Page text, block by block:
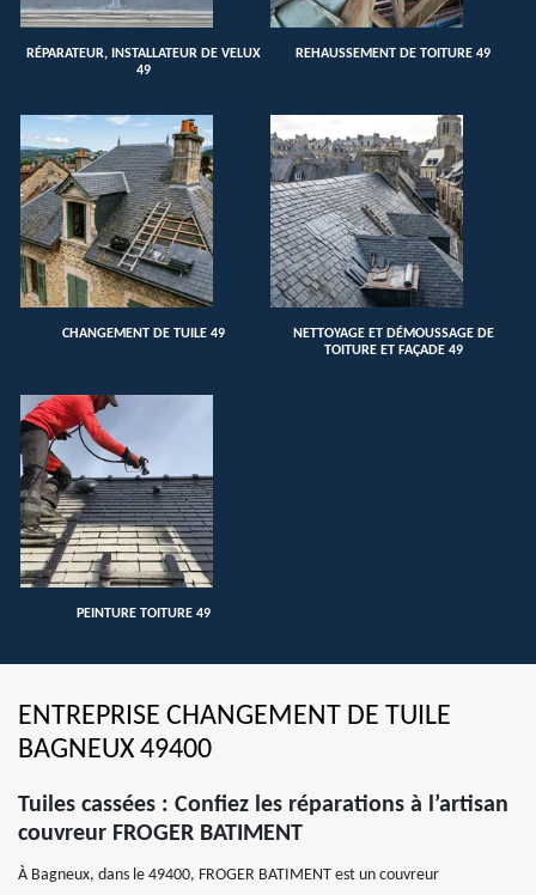
RÉPARATEUR, INSTALLATEUR DE VELUX
49
REHAUSSEMENT DE TOITURE 49
CHANGEMENT DE TUILE 49
NETTOYAGE ET DÉMOUSSAGE DE
TOITURE ET FAÇADE 49
PEINTURE TOITURE 49
ENTREPRISE CHANGEMENT DE TUILE
BAGNEUX 49400
Tuiles cassées : Confiez les réparations à l’artisan
couvreur FROGER BATIMENT
À Bagneux, dans le 49400, FROGER BATIMENT est un couvreur